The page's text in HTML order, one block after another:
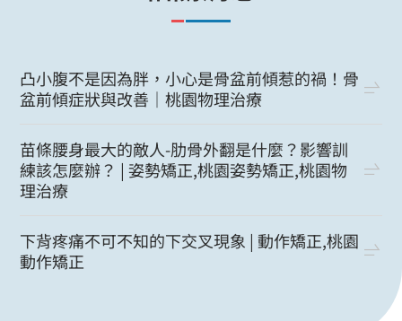
凸小腹不是因為胖，小心是骨盆前傾惹的禍！骨
盆前傾症狀與改善｜桃園物理治療
苗條腰身最大的敵人-肋骨外翻是什麼？影響訓
練該怎麼辦？ | 姿勢矯正,桃園姿勢矯正,桃園物
理治療
下背疼痛不可不知的下交叉現象 | 動作矯正,桃園
動作矯正